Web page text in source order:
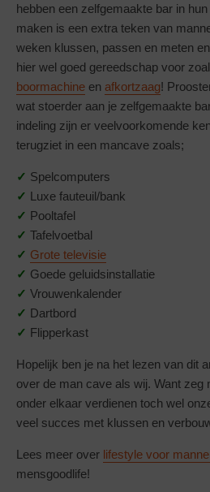
hebben een zelfgemaakte bar in
maken is een extra teken van
weken klussen, passen en meten
hier wel goed gereedschap voor
boormachine en afkortzaag!
wat stoerder aan je zelfgemaakte
indeling zijn er veelvoorkomende
terugziet in een mancave zoals;
✓ Spelcomputers
✓ Luxe fauteuil/bank
✓ Pooltafel
✓ Tafelvoetbal
✓ Grote televisie
✓ Goede geluidsinstallatie
✓ Vrouwenkalender
✓ Dartbord
✓ Flipperkast
Hopelijk ben je na het lezen van dit
over de man cave als wij. Want zeg
onder elkaar verdienen toch wel
veel succes met klussen en
Lees meer over lifestyle voor
mensgoodlife!